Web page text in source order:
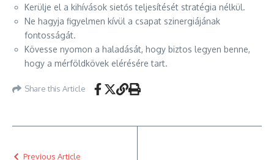
Kerülje el a kihívások sietős teljesítését stratégia nélkül.
Ne hagyja figyelmen kívül a csapat szinergiájának
fontosságát.
Kövesse nyomon a haladását, hogy biztos legyen benne,
hogy a mérföldkövek elérésére tart.
Share this Article
Previous Article